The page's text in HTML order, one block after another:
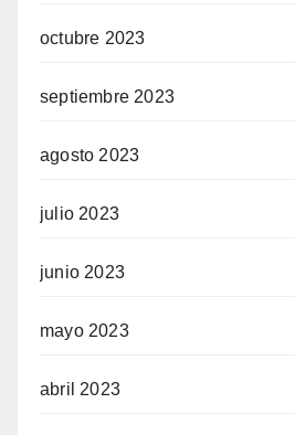
octubre 2023
septiembre 2023
agosto 2023
julio 2023
junio 2023
mayo 2023
abril 2023